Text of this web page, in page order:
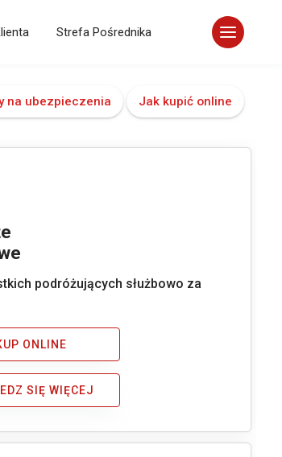
Strefa Pośrednika
na ubezpieczenia Jak kupić online
podróżujących służbowo za
ONLINE
SIĘ WIĘCEJ